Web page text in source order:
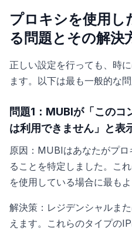
プロキシを使用
る問題とその解決
正しい設定を行っても、時
ます。以下は最も一般的な
問題1：MUBIが「このコ
は利用できません」と表
原因：MUBIはあなたがプ
ることを特定しました。こ
を使用している場合に最もよ
解決策：レジデンシャルま
えます。これらのタイプの